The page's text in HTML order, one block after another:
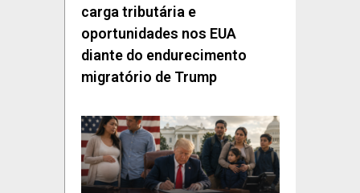
carga tributária e
oportunidades nos EUA
diante do endurecimento
migratório de Trump